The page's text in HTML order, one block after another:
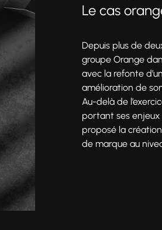
Le cas
Depuis plus de
groupe Orange
avec la refonte
amélioration de
Au-delà de
portant ses enjeux
proposé la
de marque au